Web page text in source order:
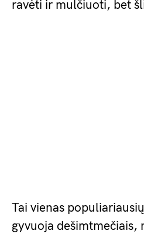
ravėti ir mulčiuoti, bet
Tai vienas
gyvuoja dešimtmečiais,